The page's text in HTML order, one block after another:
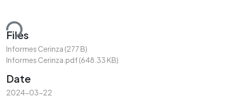
Files
Informes Cerinza (277 B)
Informes Cerinza.pdf(648.33 KB)
Date
2024-03-22